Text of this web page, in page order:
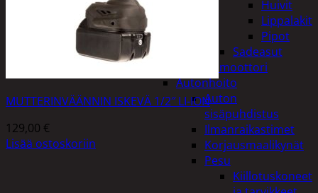
Huivit
Lippalakit
Pipot
Sadeasut
Auto, vene ja moottori
Autonhoito
Auton
sisäpuhdistus
Ilmanraikastimet
Korjausmaalikynät
Pesu
Kiillotuskoneet
MUTTERINVÄÄNNIN ISKEVÄ 1/2″ LI-ION
129,00 €
Lisää ostoskoriin